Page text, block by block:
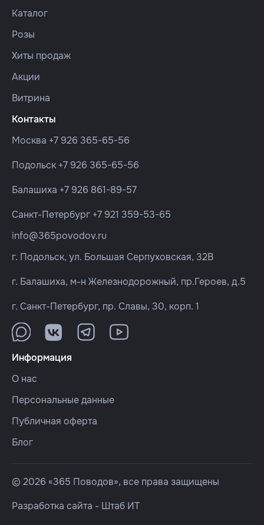
Каталог
Розы
Хиты продаж
Акции
Витрина
Контакты
Москва +7 926 365-65-56
Подольск +7 926 365-65-56
Балашиха +7 926 861-89-57
Санкт-Петербург +7 921 359-53-65
info@365povodov.ru
г. Подольск, ул. Большая Серпуховская, 32В
г. Балашиха, м-н Железнодорожный, пр.Героев, д.5
г. Санкт-Петербург, пр. Славы, 30, корп. 1
Информация
О нас
Персональные данные
Публичная оферта
Блог
© 2026 «365 Поводов», все права защищены
Разработка сайта - Штаб ИТ